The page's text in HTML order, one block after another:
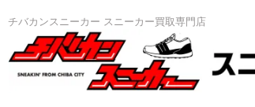
チバカンスニーカー スニーカー買取専門店